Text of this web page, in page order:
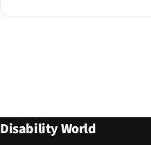
Disability World